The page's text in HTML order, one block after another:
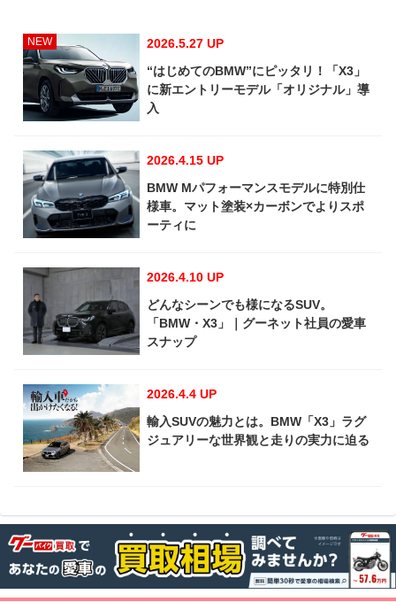
NEW
2026.5.27 UP
“はじめてのBMW”にピッタリ！「X3」
に新エントリーモデル「オリジナル」導
入
2026.4.15 UP
BMW Mパフォーマンスモデルに特別仕
様車。マット塗装×カーボンでよりスポ
ーティに
2026.4.10 UP
どんなシーンでも様になるSUV。
「BMW・X3」｜グーネット社員の愛車
スナップ
2026.4.4 UP
輸入SUVの魅力とは。BMW「X3」ラグ
ジュアリーな世界観と走りの実力に迫る